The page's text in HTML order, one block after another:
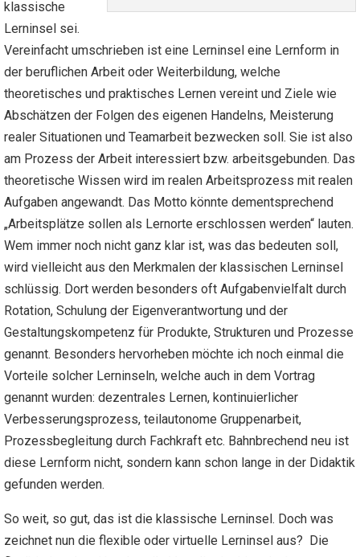
klassische
Lerninsel sei.
Vereinfacht umschrieben ist eine Lerninsel eine Lernform in
der beruflichen Arbeit oder Weiterbildung, welche
theoretisches und praktisches Lernen vereint und Ziele wie
Abschätzen der Folgen des eigenen Handelns, Meisterung
realer Situationen und Teamarbeit bezwecken soll. Sie ist also
am Prozess der Arbeit interessiert bzw. arbeitsgebunden. Das
theoretische Wissen wird im realen Arbeitsprozess mit realen
Aufgaben angewandt. Das Motto könnte dementsprechend
„Arbeitsplätze sollen als Lernorte erschlossen werden“ lauten.
Wem immer noch nicht ganz klar ist, was das bedeuten soll,
wird vielleicht aus den Merkmalen der klassischen Lerninsel
schlüssig. Dort werden besonders oft Aufgabenvielfalt durch
Rotation, Schulung der Eigenverantwortung und der
Gestaltungskompetenz für Produkte, Strukturen und Prozesse
genannt. Besonders hervorheben möchte ich noch einmal die
Vorteile solcher Lerninseln, welche auch in dem Vortrag
genannt wurden: dezentrales Lernen, kontinuierlicher
Verbesserungsprozess, teilautonome Gruppenarbeit,
Prozessbegleitung durch Fachkraft etc. Bahnbrechend neu ist
diese Lernform nicht, sondern kann schon lange in der Didaktik
gefunden werden.
So weit, so gut, das ist die klassische Lerninsel. Doch was
zeichnet nun die flexible oder virtuelle Lerninsel aus? Die